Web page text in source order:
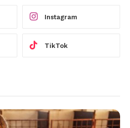
Instagram
TikTok